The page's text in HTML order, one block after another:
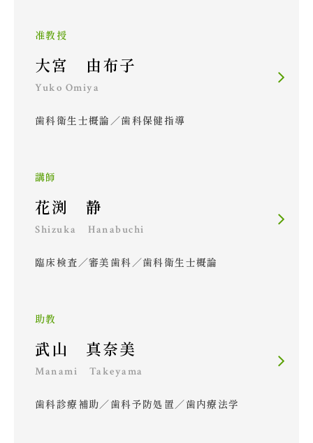
准教授
大宮 由布子
Yuko Omiya
歯科衛生士概論／歯科保健指導
講師
花渕 静
Shizuka Hanabuchi
臨床検査／審美歯科／歯科衛生士概論
助教
武山 真奈美
Manami Takeyama
歯科診療補助／歯科予防処置／歯内療法学